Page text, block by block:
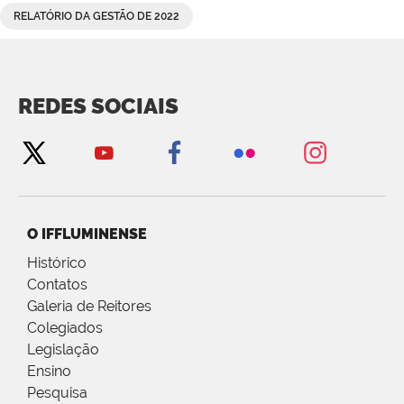
RELATÓRIO DA GESTÃO DE 2022
REDES SOCIAIS
O IFFLUMINENSE
Histórico
Contatos
Galeria de Reitores
Colegiados
Legislação
Ensino
Pesquisa